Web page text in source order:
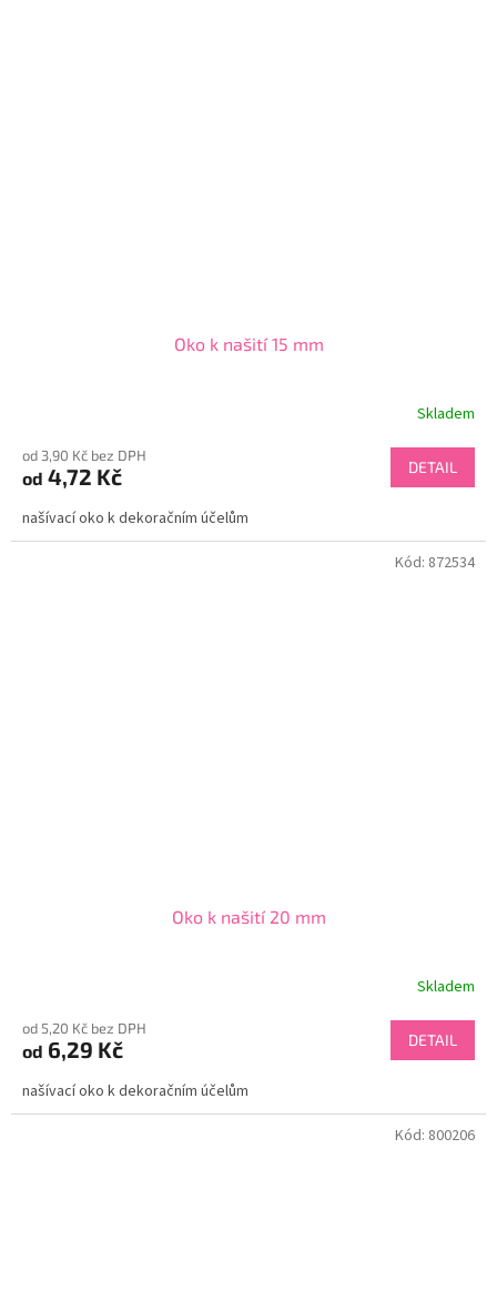
Oko k našití 15 mm
Skladem
od 3,90 Kč bez DPH
od 4,72 Kč DETAIL
našívací oko k dekoračním účelům
Oko k našití 20 mm
Skladem
od 5,20 Kč bez DPH
od 6,29 Kč DETAIL
našívací oko k dekoračním účelům
Kód: 872534
Kód: 800206